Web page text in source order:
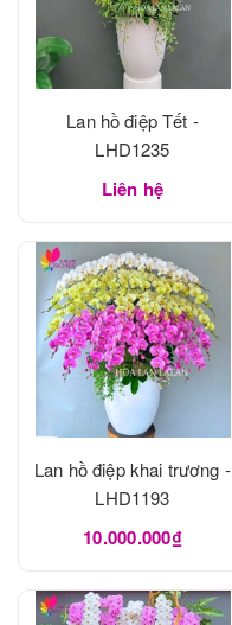
Lan hồ điệp Tết -
LHD1235
Liên hệ
Lan hồ điệp khai trương -
LHD1193
10.000.000₫